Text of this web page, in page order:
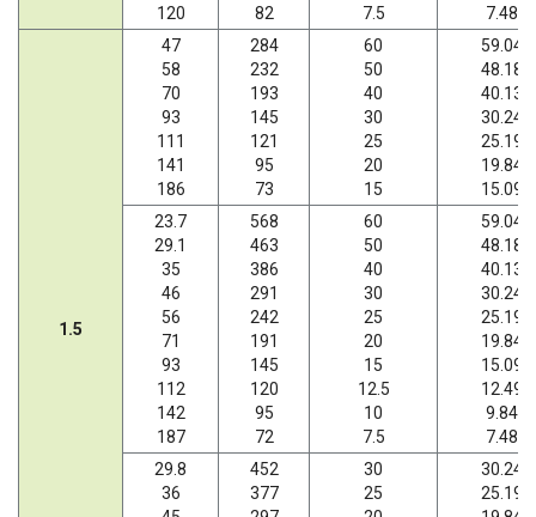
120
82
7.5
7.48
1.5
47
58
70
93
111
141
186
284
232
193
145
121
95
73
60
50
40
30
25
20
15
59.04
48.18
40.13
30.24
25.19
19.84
15.09
23.7
29.1
35
46
56
71
93
112
142
187
568
463
386
291
242
191
145
120
95
72
60
50
40
30
25
20
15
12.5
10
7.5
59.04
48.18
40.13
30.24
25.19
19.84
15.09
12.49
9.84
7.48
29.8
36
452
377
30
25
30.24
25.19